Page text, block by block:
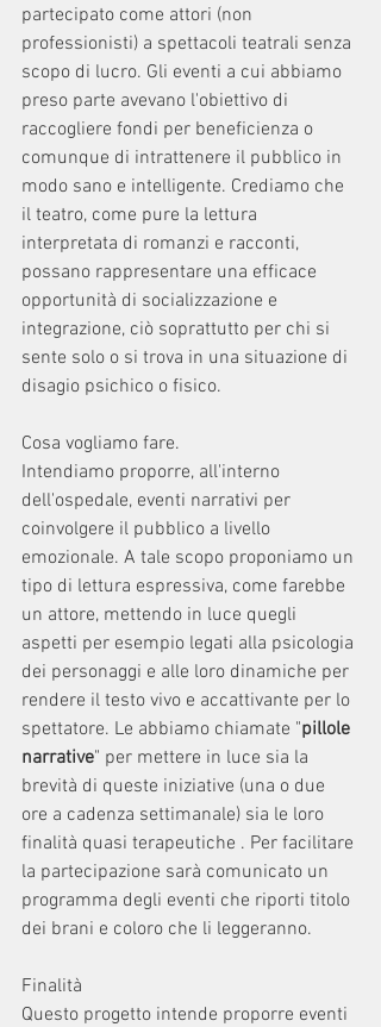
partecipato come attori (non
professionisti) a spettacoli teatrali senza
scopo di lucro. Gli eventi a cui abbiamo
preso parte avevano l'obiettivo di
raccogliere fondi per beneficienza o
comunque di intrattenere il pubblico in
modo sano e intelligente. Crediamo che
il teatro, come pure la lettura
interpretata di romanzi e racconti,
possano rappresentare una efficace
opportunità di socializzazione e
integrazione, ciò soprattutto per chi si
sente solo o si trova in una situazione di
disagio psichico o fisico.
Cosa vogliamo fare.
Intendiamo proporre, all'interno
dell'ospedale, eventi narrativi per
coinvolgere il pubblico a livello
emozionale. A tale scopo proponiamo un
tipo di lettura espressiva, come farebbe
un attore, mettendo in luce quegli
aspetti per esempio legati alla psicologia
dei personaggi e alle loro dinamiche per
rendere il testo vivo e accattivante per lo
spettatore. Le abbiamo chiamate "pillole
narrative" per mettere in luce sia la
brevità di queste iniziative (una o due
ore a cadenza settimanale) sia le loro
finalità quasi terapeutiche . Per facilitare
la partecipazione sarà comunicato un
programma degli eventi che riporti titolo
dei brani e coloro che li leggeranno.
Finalità
Questo progetto intende proporre eventi